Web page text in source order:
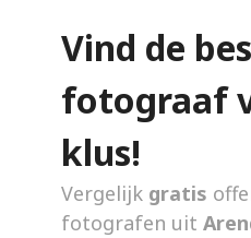
Vind de
fotograaf
klus!
Vergelijk gratis
fotografen uit